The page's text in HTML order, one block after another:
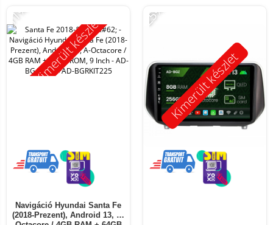
Kimerült készlet
-11%
Navigáció Hyundai Santa Fe
(2018-Prezent), Android 13, A-
Kimerült készlet
-25%